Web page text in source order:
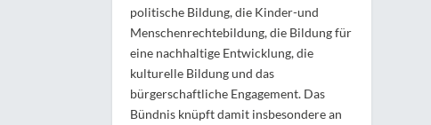
politische Bildung, die Kinder-und
Menschenrechtebildung, die Bildung für
eine nachhaltige Entwicklung, die
kulturelle Bildung und das
bürgerschaftliche Engagement. Das
Bündnis knüpft damit insbesondere an